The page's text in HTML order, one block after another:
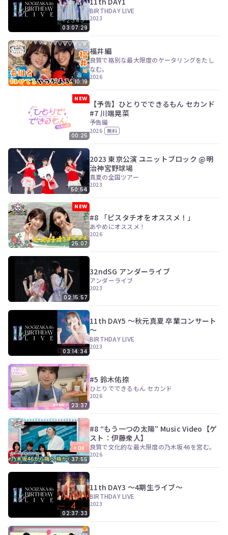
03:07:29
BIRTHDAY LIVE
2023
10:19
福井編
良質で格別な最大限度のケータリングをたし
なむ。
2026
NEW
00:25
【予告】ひとりでできるもん セカンド
#7 川端晃菜
予告編
2026 無料
50:54
2023 東京公演 ユニットブロック @明
治神宮野球場
真夏の全国ツアー
2023
NEW
25:07
#8 「ピスタチオをオススメ！」
あやめにオススメ！
2026
02:15:57
32ndSG アンダーライブ
アンダーライブ
2023
03:14:34
11th DAY5 ～秋元真夏 卒業コンサート
～
BIRTHDAY LIVE
2023
23:37
#5 鈴木佑捺
ひとりでできるもん セカンド
2026
37:55
#8 “もう一つの太陽” Music Video【ゲ
スト：伊藤衆人】
良質で文化的な最大限度の乃木坂46を営む。
2026
02:37:33
11th DAY3 ～4期生ライブ～
BIRTHDAY LIVE
2023